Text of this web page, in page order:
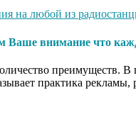
на любой из
Ваше внимание что
преимуществ. В
практика